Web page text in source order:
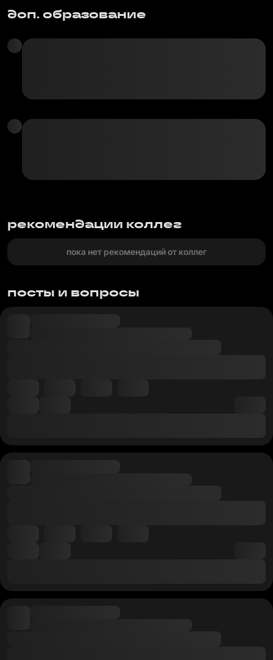
доп. образование
рекомендации коллег
пока нет рекомендаций от коллег
посты и вопросы